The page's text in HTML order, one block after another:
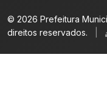
© 2026 Prefeitura
direitos reservados.